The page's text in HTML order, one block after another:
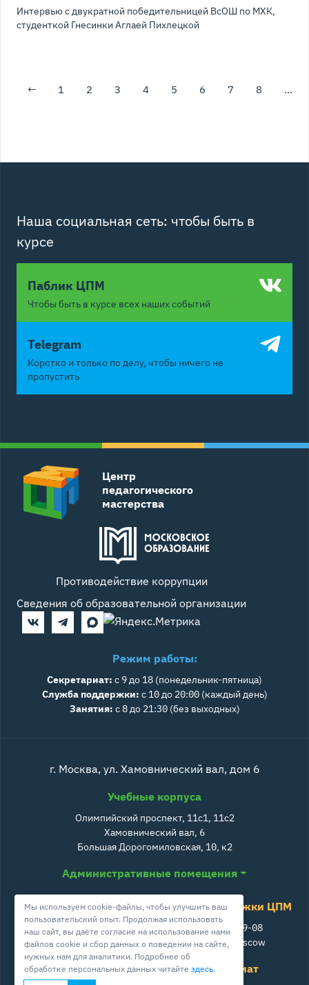
Интервью с двукратной победительницей ВсОШ по МХК,
студенткой Гнесинки Аглаей Пихлецкой
← 1 2 3 4 5 6 7 8 …
Наша социальная сеть: чтобы быть в
курсе
Паблик ЦПМ
Чтобы быть в курсе всех наших событий
Telegram
Коротко и только по делу, чтобы ничего не
пропустить
Центр
педагогического
мастерства
Противодействие коррупции
Сведения об образовательной организации
Режим работы:
Секретариат: с 9 до 18 (понедельник-пятница)
Служба поддержки: с 10 до 20:00 (каждый день)
Занятия: с 8 до 21:30 (без выходных)
г. Москва, ул. Хамовнический вал, дом 6
Учебные корпуса
Олимпийский проспект, 11с1, 11с2
Хамовнический вал, 6
Большая Дорогомиловская, 10, к2
Административные помещения
Служба поддержки ЦПМ
+7 800 511-39-08
info@cpm.moscow
Школа ЦПМ
Секретариат
Мы используем cookie-файлы, чтобы улучшить ваш
пользовательский опыт. Продолжая использовать
наш сайт, вы даёте согласие на использование нами
файлов cookie и сбор данных о поведении на сайте,
нужных нам для аналитики. Подробнее об
обработке персональных данных читайте здесь.